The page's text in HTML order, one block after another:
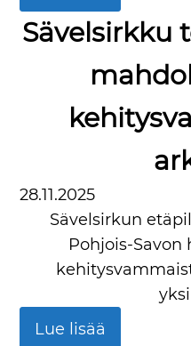
Sävelsirkku
28.11.2025
Sävelsirkun
Pohjois-
Lue lisää